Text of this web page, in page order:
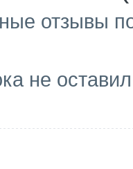
отзывы
не